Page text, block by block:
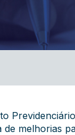
de melhorias